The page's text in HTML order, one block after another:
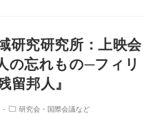
研究研究所：上映会
の忘れもの─フィリ
留邦人』
研究会・国際会議など